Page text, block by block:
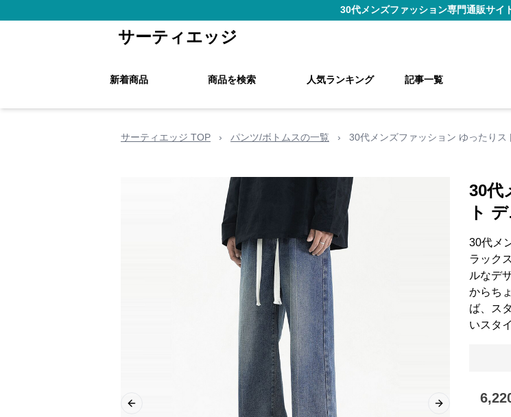
30代メンズファッション専門通販サイ
サーティエッジ
新着商品 商品を検索 人気ランキング 記事一覧
サーティエッジ TOP › パンツ/ボトムスの一覧 › 30代メンズファッション ゆったりス
Previous slide Next slide
30代
ト
30代メ
ラック
ルなデ
からち
ば、ス
いスタ